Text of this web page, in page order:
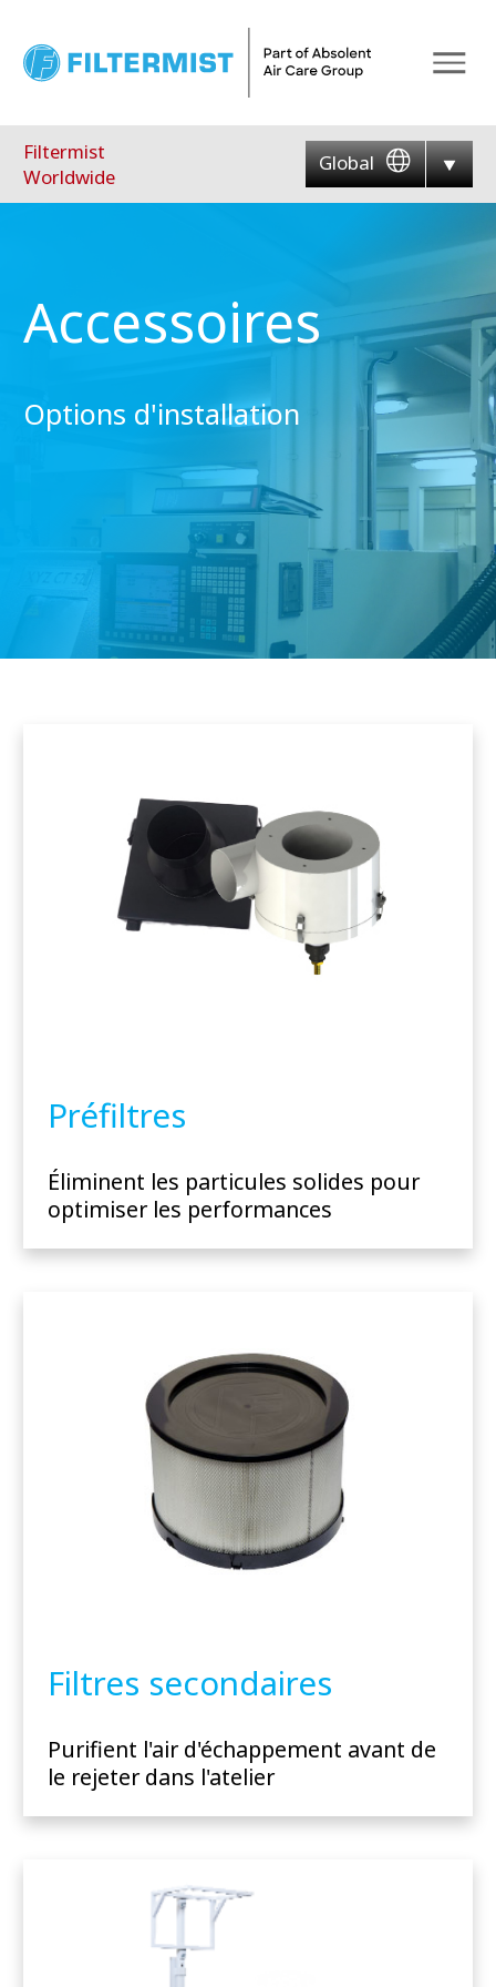
Filtermist
Worldwide
Global
Accessoires
Options d'installation
Préfiltres
Éliminent les particules solides pour
optimiser les performances
Filtres secondaires
Purifient l'air d'échappement avant de
le rejeter dans l'atelier